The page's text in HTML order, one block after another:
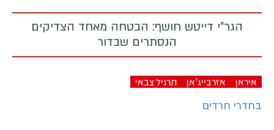
הגר"י דייטש חושף: הבטחה מאחד הצדיקים
הנסתרים שבדור
איראן אזרבייג'אן תרגיל צבאי
בחדרי חרדים